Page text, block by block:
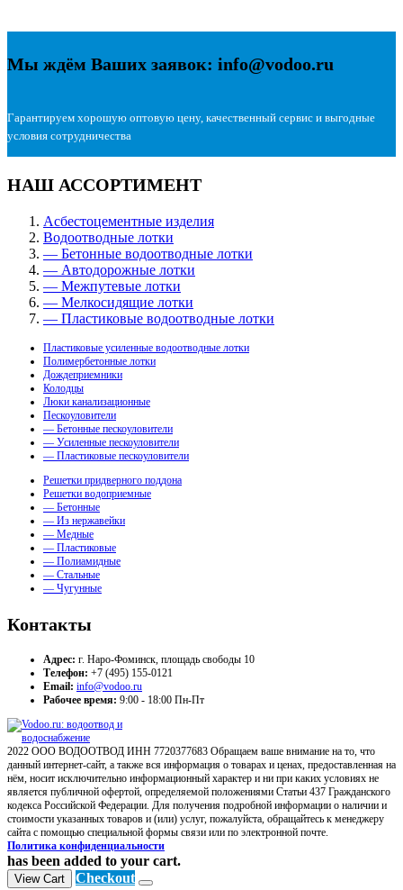
Мы ждём Ваших заявок: info@vodoo.ru
Гарантируем хорошую оптовую цену, качественный сервис и выгодные
условия сотрудничества
НАШ АССОРТИМЕНТ
Асбестоцементные изделия
Водоотводные лотки
— Бетонные водоотводные лотки
— Автодорожные лотки
— Межпутевые лотки
— Мелкосидящие лотки
— Пластиковые водоотводные лотки
Пластиковые усиленные водоотводные лотки
Полимербетонные лотки
Дождеприемники
Колодцы
Люки канализационные
Пескоуловители
— Бетонные пескоуловители
— Усиленные пескоуловители
— Пластиковые пескоуловители
Решетки придверного поддона
Решетки водоприемные
— Бетонные
— Из нержавейки
— Медные
— Пластиковые
— Полиамидные
— Стальные
— Чугунные
Контакты
Адрес: г. Наро-Фоминск, площадь свободы 10
Телефон: +7 (495) 155-0121
Email: info@vodoo.ru
Рабочее время: 9:00 - 18:00 Пн-Пт
2022 ООО ВОДООТВОД ИНН 7720377683 Обращаем ваше внимание на то, что
данный интернет-сайт, а также вся информация о товарах и ценах, предоставленная на
нём, носит исключительно информационный характер и ни при каких условиях не
является публичной офертой, определяемой положениями Статьи 437 Гражданского
кодекса Российской Федерации. Для получения подробной информации о наличии и
стоимости указанных товаров и (или) услуг, пожалуйста, обращайтесь к менеджеру
сайта с помощью специальной формы связи или по электронной почте.
Политика конфиденциальности
has been added to your cart.
View Cart Checkout